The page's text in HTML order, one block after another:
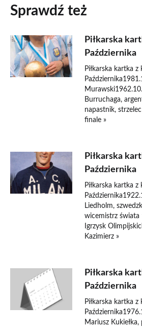
Sprawdź też
Piłkarska
Października
Piłkarska kartka z
Burruchaga,
napastnik,
finale »
Piłkarska
Października
Piłkarska kartka z
Liedholm,
wicemistrz świata
Igrzysk
Kazimierz »
Piłkarska
Października
Piłkarska kartka z
Mariusz